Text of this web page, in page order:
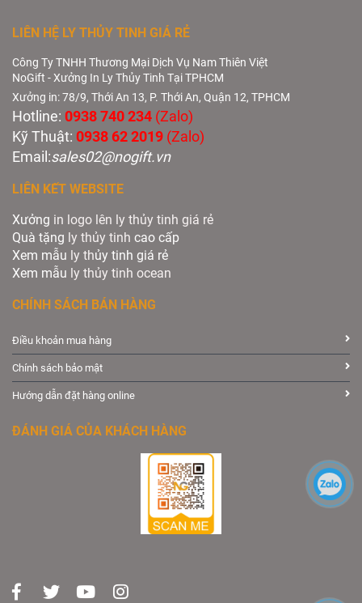
LIÊN HỆ LY THỦY TINH GIÁ RẺ
Công Ty TNHH Thương Mại Dịch Vụ Nam Thiên Việt
NoGift - Xưởng In Ly Thủy Tinh Tại TPHCM
Xưởng in: 78/9, Thới An 13, P. Thới An, Quận 12, TPHCM
Hotline: 0938 740 234 (Zalo)
Kỹ Thuật: 0938 62 2019 (Zalo)
Email:sales02@nogift.vn
LIÊN KẾT WEBSITE
Xưởng in logo lên ly thủy tinh giá rẻ
Quà tặng ly thủy tinh cao cấp
Xem mẫu ly thủy tinh giá rẻ
Xem mẫu ly thủy tinh ocean
CHÍNH SÁCH BÁN HÀNG
Điều khoản mua hàng
Chính sách bảo mật
Hướng dẫn đặt hàng online
ĐÁNH GIÁ CỦA KHÁCH HÀNG